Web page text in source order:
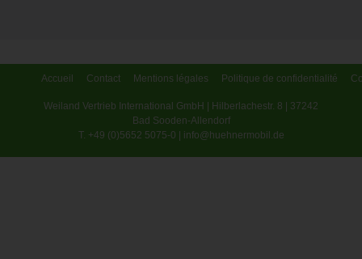
Accueil Contact Mentions légales Politique de confidentialité
Weiland Vertrieb International GmbH | Hilberlachestr. 8 | 37242
Bad Sooden-Allendorf
T. +49 (0)5652 5075-0 | info@huehnermobil.de